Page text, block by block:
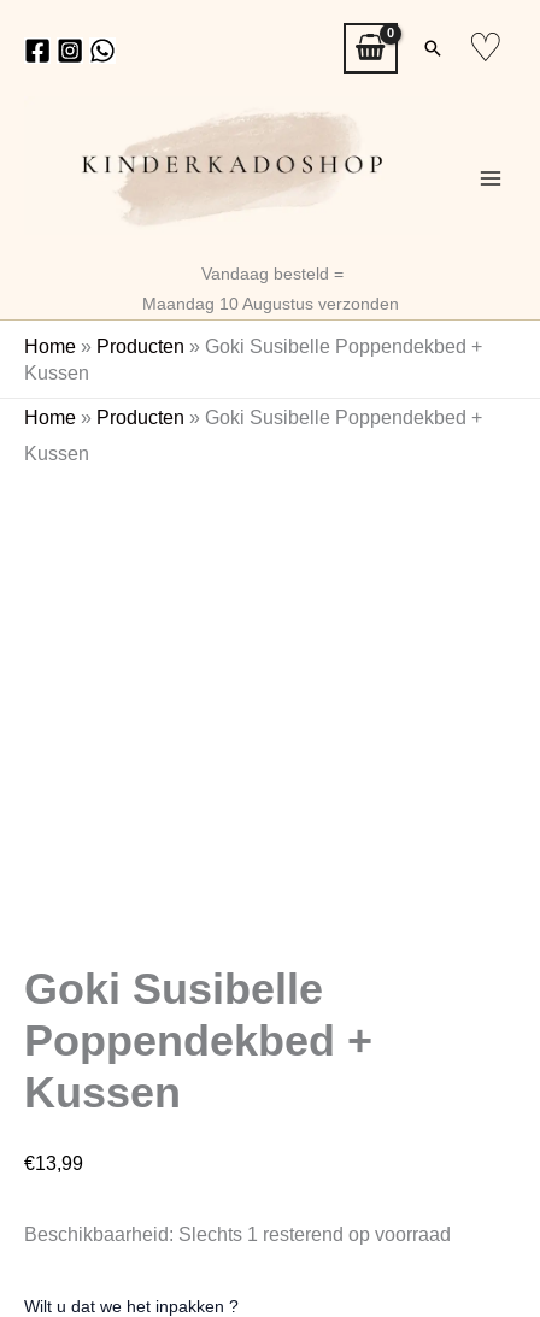
naar
Zoeken
♡
Vandaag besteld =
Maandag 10 Augustus verzonden
Home » Producten » Goki Susibelle Poppendekbed +
Kussen
Home » Producten » Goki Susibelle Poppendekbed +
Kussen
Goki Susibelle
Poppendekbed +
Kussen
€13,99
Beschikbaarheid: Slechts 1 resterend op voorraad
Wilt u dat we het inpakken ?
Goki
Poppendekbed